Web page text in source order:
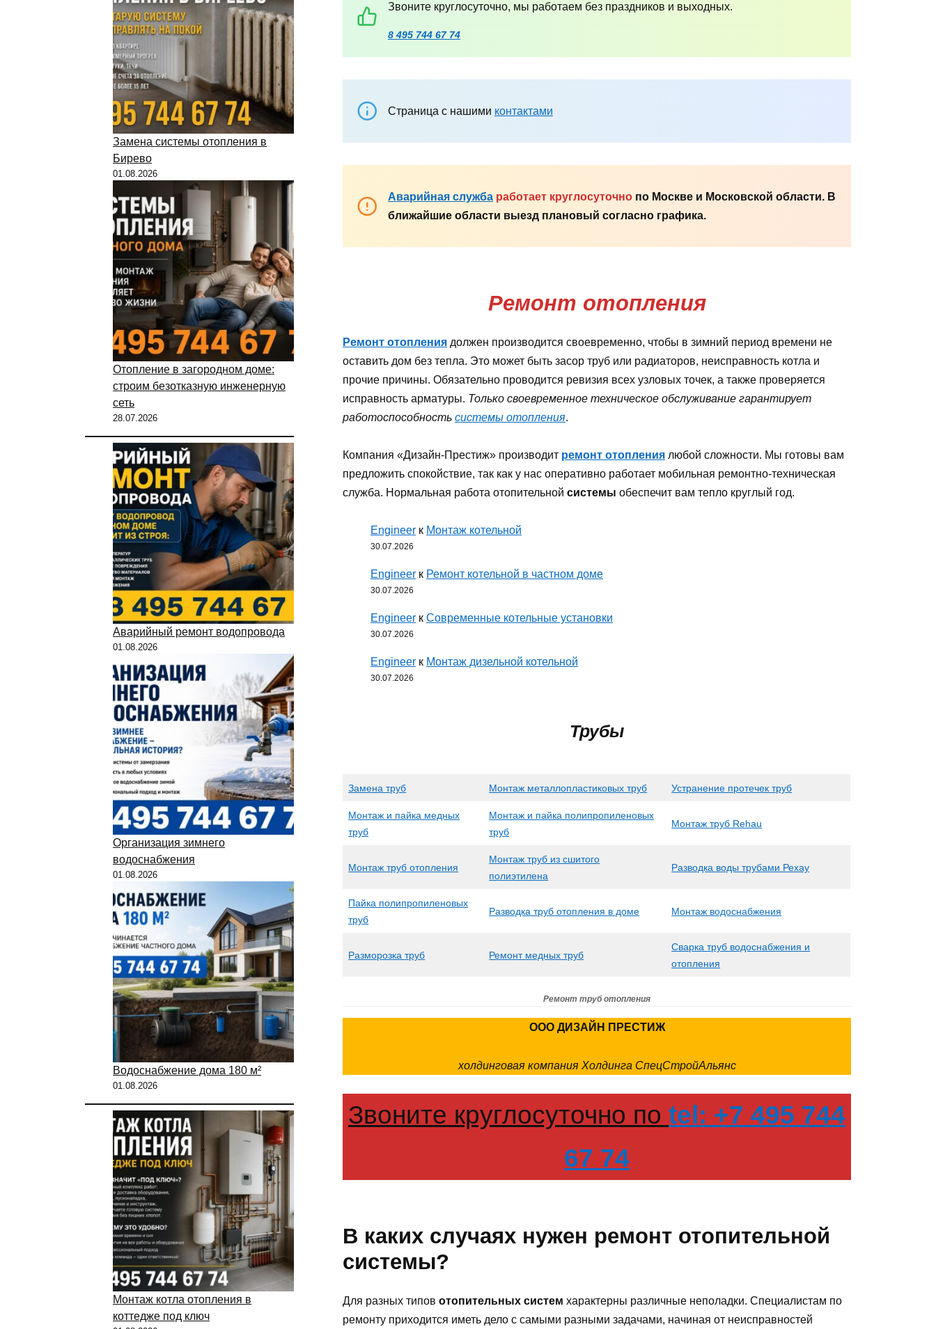
Звоните круглосуточно, мы работаем без праздников и выходных.
8 495 744 67 74
Страница с нашими контактами
Аварийная служба работает круглосуточно по Москве и Московской области. В
ближайшие области выезд плановый согласно графика.
Ремонт отопления
Ремонт отопления должен производится своевременно, чтобы в зимний период времени не
оставить дом без тепла. Это может быть засор труб или радиаторов, неисправность котла и
прочие причины. Обязательно проводится ревизия всех узловых точек, а также проверяется
исправность арматуры. Только своевременное техническое обслуживание гарантирует
работоспособность системы отопления.
Компания «Дизайн-Престиж» производит ремонт отопления любой сложности. Мы готовы вам
предложить спокойствие, так как у нас оперативно работает мобильная ремонтно-техническая
служба. Нормальная работа отопительной системы обеспечит вам тепло круглый год.
Engineer к Монтаж котельной
30.07.2026
Engineer к Ремонт котельной в частном доме
30.07.2026
Engineer к Современные котельные установки
30.07.2026
Engineer к Монтаж дизельной котельной
30.07.2026
Трубы
Замена труб Монтаж металлопластиковых труб Устранение протечек труб
Монтаж и пайка медных
труб
Монтаж и пайка полипропиленовых
труб
Монтаж труб Rehau
Монтаж труб отопления
Монтаж труб из сшитого
полиэтилена
Разводка воды трубами Рехау
Пайка полипропиленовых
труб
Разводка труб отопления в доме Монтаж водоснабжения
Разморозка труб Ремонт медных труб
Сварка труб водоснабжения и
отопления
Ремонт труб отопления
ООО ДИЗАЙН ПРЕСТИЖ
холдинговая компания Холдинга СпецСтройАльянс
Звоните круглосуточно по tel: +7 495 744
67 74
В каких случаях нужен ремонт отопительной
системы?
Для разных типов отопительных систем характерны различные неполадки. Специалистам по
ремонту приходится иметь дело с самыми разными задачами, начиная от неисправностей
Замена системы отопления в
Бирево
01.08.2026
Отопление в загородном доме:
строим безотказную инженерную
сеть
28.07.2026
Аварийный ремонт водопровода
01.08.2026
Организация зимнего
водоснабжения
01.08.2026
Водоснабжение дома 180 м²
01.08.2026
Монтаж котла отопления в
коттедже под ключ